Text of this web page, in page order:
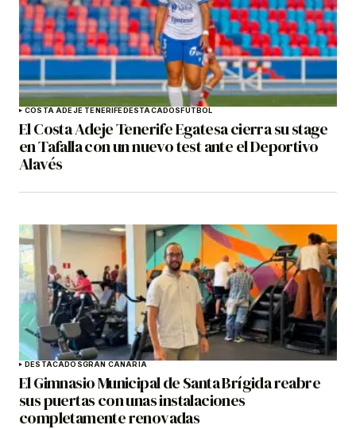
COSTA ADEJE TENERIFEDESTACADOSFÚTBOL
El Costa Adeje Tenerife Egatesa cierra su stage
en Tafalla con un nuevo test ante el Deportivo
Alavés
DESTACADOSGRAN CANARIA
El Gimnasio Municipal de Santa Brígida reabre
sus puertas con unas instalaciones
completamente renovadas